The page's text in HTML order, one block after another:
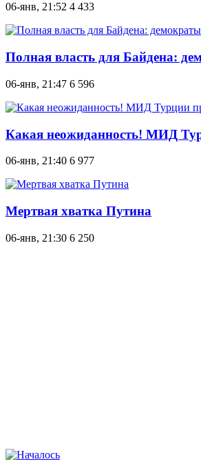
06-янв, 21:52 4 433
Полная власть для Байдена:
06-янв, 21:47 6 596
Какая неожиданность! МИД
06-янв, 21:40 6 977
Мертвая хватка Путина
06-янв, 21:30 6 250